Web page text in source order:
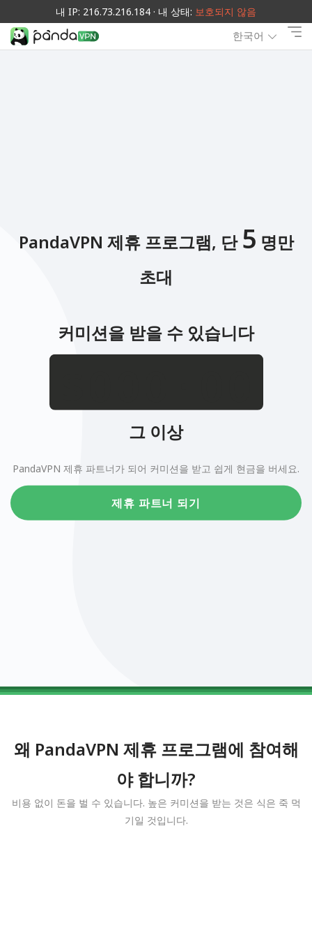
내 IP: 216.73.216.184 · 내 상태: 보호되지 않음
한국어
PandaVPN 제휴 프로그램, 단 5 명만
초대
커미션을 받을 수 있습니다
012345678901234567890123456789.01234567890123456789
그 이상
PandaVPN 제휴 파트너가 되어 커미션을 받고 쉽게 현금을 버세요.
제휴 파트너 되기
왜 PandaVPN 제휴 프로그램에 참여해
야 합니까?
비용 없이 돈을 벌 수 있습니다. 높은 커미션을 받는 것은 식은 죽 먹
기일 것입니다.